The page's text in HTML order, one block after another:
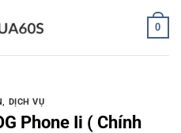
0
, DỊCH VỤ
Phone Ii ( Chính